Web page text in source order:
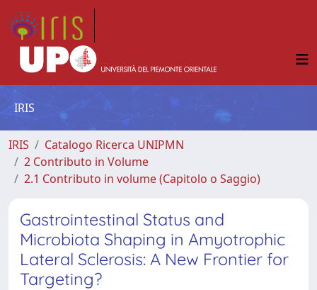
IRIS
IRIS
Catalogo Ricerca UNIPMN
2 Contributo in Volume
2.1 Contributo in volume (Capitolo o Saggio)
Gastrointestinal Status and
Microbiota Shaping in Amyotrophic
Lateral Sclerosis: A New Frontier for
Targeting?